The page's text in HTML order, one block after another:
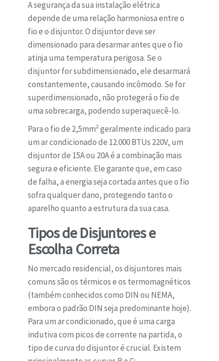
A segurança da sua instalação elétrica
depende de uma relação harmoniosa entre o
fio e o disjuntor. O disjuntor deve ser
dimensionado para desarmar antes que o fio
atinja uma temperatura perigosa. Se o
disjuntor for subdimensionado, ele desarmará
constantemente, causando incômodo. Se for
superdimensionado, não protegerá o fio de
uma sobrecarga, podendo superaquecê-lo.
Para o fio de 2,5mm² geralmente indicado para
um ar condicionado de 12.000 BTUs 220V, um
disjuntor de 15A ou 20A é a combinação mais
segura e eficiente. Ele garante que, em caso
de falha, a energia seja cortada antes que o fio
sofra qualquer dano, protegendo tanto o
aparelho quanto a estrutura da sua casa.
Tipos de Disjuntores e
Escolha Correta
No mercado residencial, os disjuntores mais
comuns são os térmicos e os termomagnéticos
(também conhecidos como DIN ou NEMA,
embora o padrão DIN seja predominante hoje).
Para um ar condicionado, que é uma carga
indutiva com picos de corrente na partida, o
tipo de curva do disjuntor é crucial. Existem